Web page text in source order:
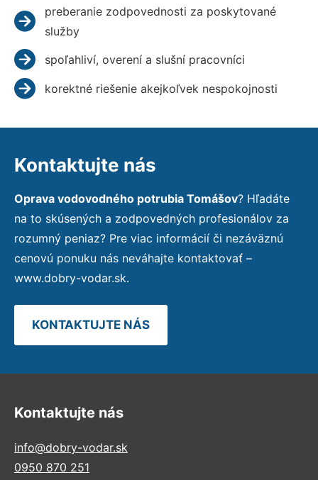
preberanie zodpovednosti za poskytované
služby
spoľahliví, overení a slušní pracovníci
korektné riešenie akejkoľvek nespokojnosti
Kontaktujte nás
Oprava vodovodného potrubia Tomášov? Hľadáte
na to skúsených a zodpovedných profesionálov za
rozumný peniaz? Pre viac informácií či nezáväznú
cenovú ponuku nás neváhajte kontaktovať –
www.dobry-vodar.sk.
KONTAKTUJTE NÁS
Kontaktujte nás
info@dobry-vodar.sk
0950 870 251